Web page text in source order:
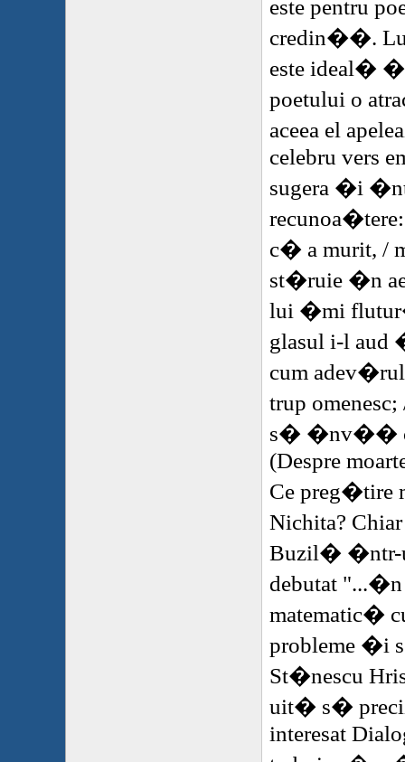
este pentru
credin��.
este ideal�
poetului o
aceea el
celebru vers
sugera �i
c� a murit, /
st�ruie �n
lui �mi
glasul i-l aud
cum
trup
s� �nv��
(Despre
Ce preg�tire
Nichita?
Buzil� �ntr-
debutat
matematic�
probleme �i
St�nescu
uit� s�
interesat